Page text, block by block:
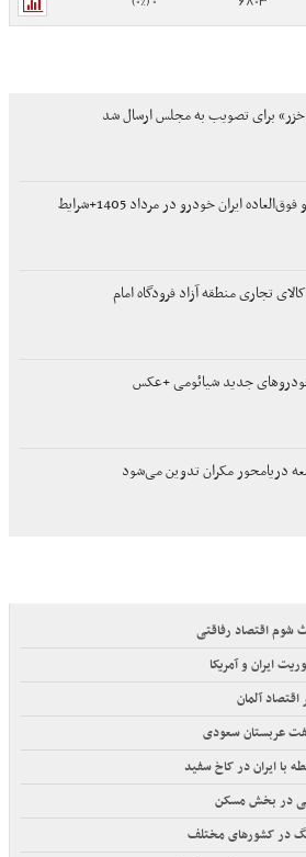
برای تصویب به مجلس ارسال شد
ایران خودرو در مرداد 1405+شرایط
تجاری منطقه آزاد فرودگاه امام
جدید شیائومی +عکس
دریامحور مکران تدوین می‌شود
شوم اقتصاد رفاقتی
آلمان
عربستان سعودی
با ایران در کاخ سفید
در بخش مسکن
در کشورهای مختلف